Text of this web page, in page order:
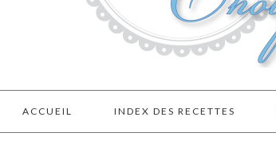
ACCUEIL INDEX DES RECETTES